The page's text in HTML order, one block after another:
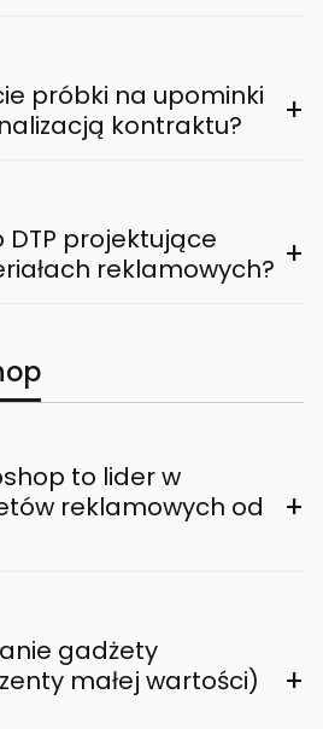
próbki na upominki
kontraktu?
+
DTP projektujące
reklamowych? +
to lider w
reklamowych od
+
gadżety
małej wartości)
+